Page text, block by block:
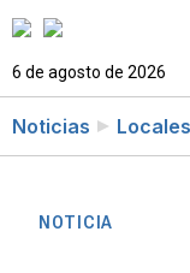
6 de agosto de 2026
Noticias Locales
NOTICIA